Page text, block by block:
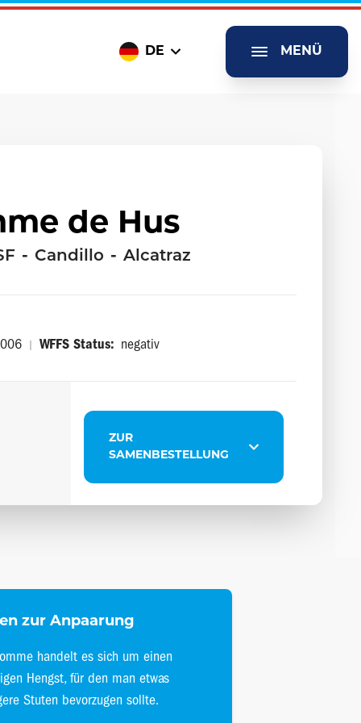
DE MENÜ
de Hus
- Candillo - Alcatraz
| WFFS Status: negativ
ZUR
SAMENBESTELLUNG
zur Anpaarung
handelt es sich um einen
Hengst, für den man etwas
Stuten bevorzugen sollte.